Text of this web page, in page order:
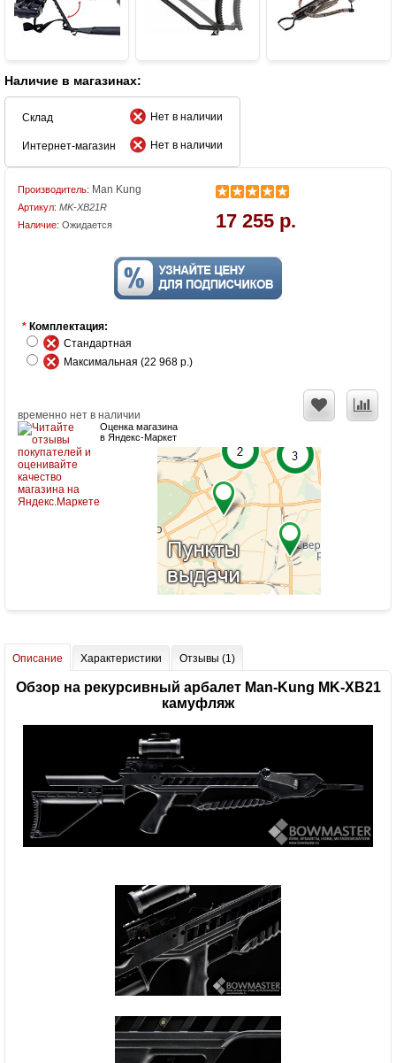
Наличие в магазинах:
Склад Нет в наличии
Интернет-магазин Нет в наличии
Производитель: Man Kung
Артикул: MK-XB21R
Наличие: Ожидается 17 255 р.
* Комплектация:
Стандартная
Максимальная (22 968 р.)
временно нет в наличии
Оценка магазина
в Яндекс-Маркет
Описание Характеристики Отзывы (1)
Обзор на рекурсивный арбалет Man-Kung MK-XB21
камуфляж